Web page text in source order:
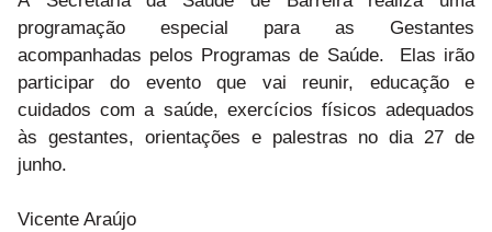
programação especial para as Gestantes
acompanhadas pelos Programas de Saúde. Elas irão
participar do evento que vai reunir, educação e
cuidados com a saúde, exercícios físicos adequados
às gestantes, orientações e palestras no dia 27 de
junho.
Vicente Araújo